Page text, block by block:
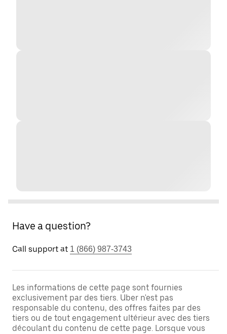
Have a question?
Call support at 1 (866) 987-3743
Les informations de cette page sont fournies
exclusivement par des tiers. Uber n'est pas
responsable du contenu, des offres faites par des
tiers ou de tout engagement ultérieur avec des tiers
découlant du contenu de cette page. Lorsque vous